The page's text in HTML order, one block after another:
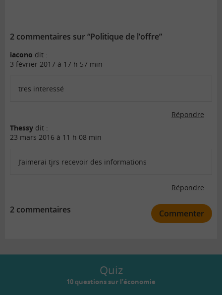
2 commentaires sur “Politique de l’offre”
iacono dit :
3 février 2017 à 17 h 57 min
tres interessé
Répondre
Thessy dit :
23 mars 2016 à 11 h 08 min
J’aimerai tjrs recevoir des informations
Répondre
2 commentaires Commenter
Quiz
10 questions sur l’économie